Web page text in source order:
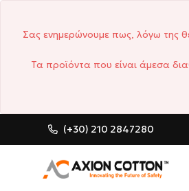
Σας ενημερώνουμε πως, λόγω της
Τα προϊόντα που είναι άμεσα
(+30) 210 2847280